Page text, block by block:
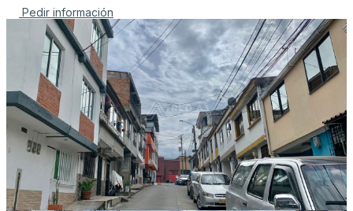
Pedir información